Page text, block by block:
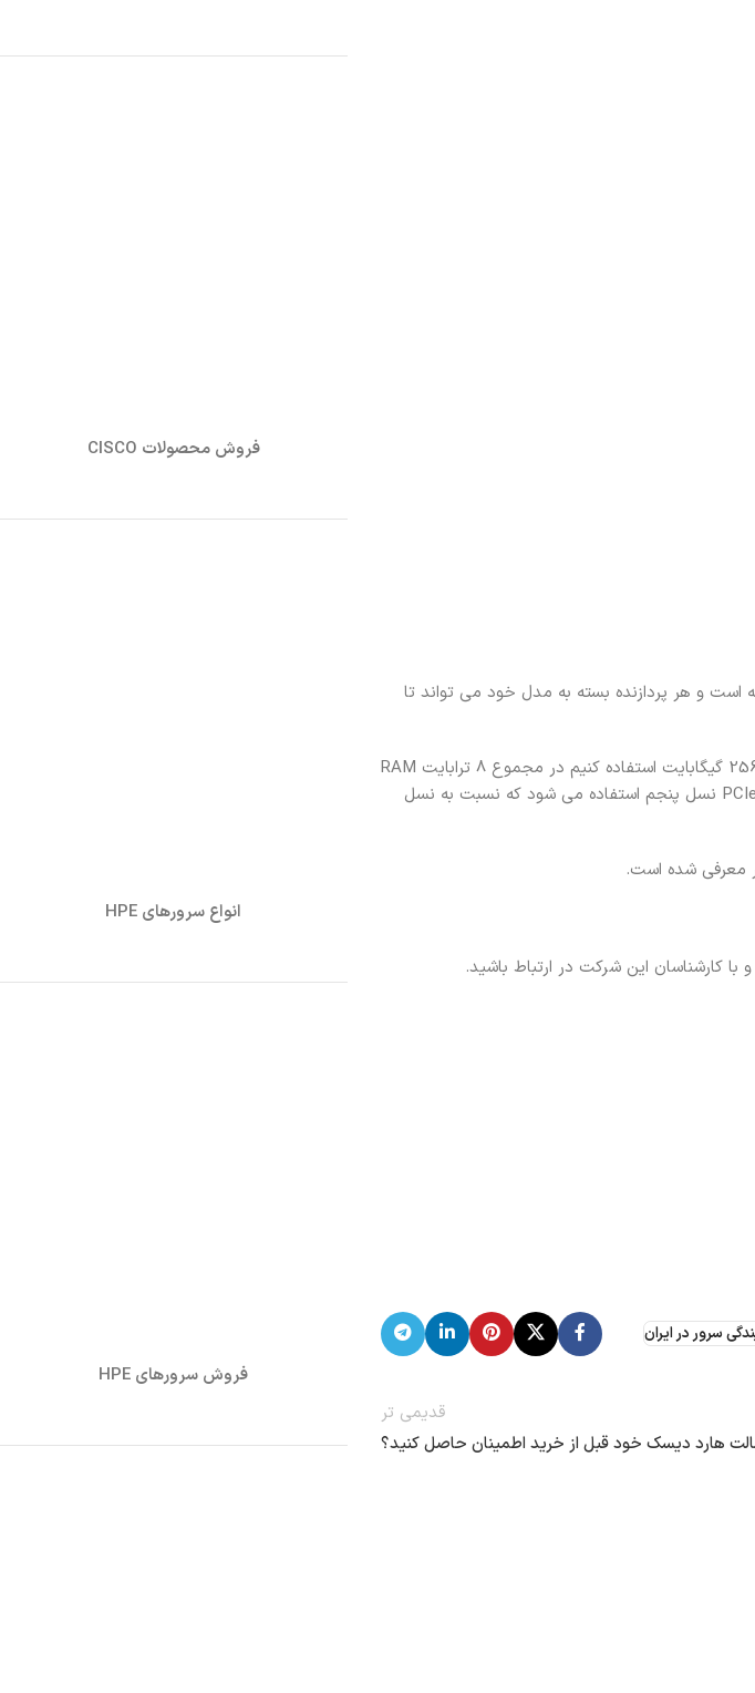
است و هر پردازنده بسته به مدل خود می تواند تا
روی این سرور همچنان از 32 اسلات برای RAM استفاده می شود که چنانچه از RAM های RDIMM با ظرفیت 256 گیگابایت استفاده کنیم در مجموع 8 ترابایت RAM
می توان روی این سرور داشت و فرکانس آنها نیز به 4800 افزایش یافته است. روی این سرورها از اسلات های PCIe نسل پنجم استفاده می شود که نسبت به نسل
معرفی شده است.
با کارشناسان این شرکت در ارتباط باشید.
سرور در ایران
قدیمی تر
هارد‏ دیسک خود قبل از خرید اطمینان حاصل کنید؟
فروش محصولات CISCO
انواع سرورهای HPE
فروش سرورهای HPE